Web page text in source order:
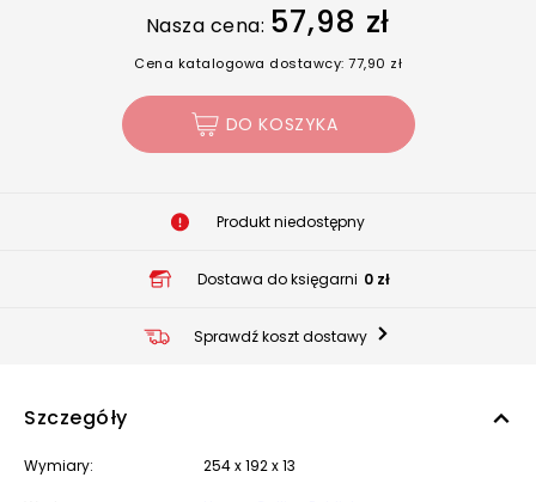
Nasza cena: 57,98 zł
Cena katalogowa dostawcy: 77,90 zł
DO KOSZYKA
Produkt niedostępny
Dostawa do księgarni 0 zł
Sprawdź koszt dostawy
Szczegóły
Wymiary: 254 x 192 x 13